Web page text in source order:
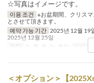
☆写真はイメージです。
이용 조건 ※お盆期間、クリス
とさせて頂きます。
예약 가능 기간 2025년 12월 19
2025년 12월 25일
요일
수, 목, 토, 일, 휴일 식사
＜オプション＞【